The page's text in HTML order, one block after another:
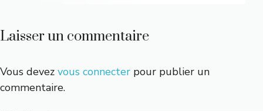
Laisser un commentaire
Vous devez vous connecter pour publier un
commentaire.